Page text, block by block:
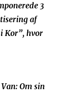
3
af
Kor”, hvor
Om sin